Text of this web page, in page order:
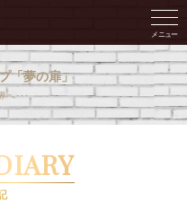
「夢の扉」
へ･･･。